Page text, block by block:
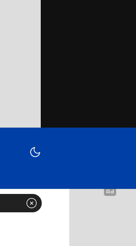
Healthy Long Life (HLL) Kini Hadir di